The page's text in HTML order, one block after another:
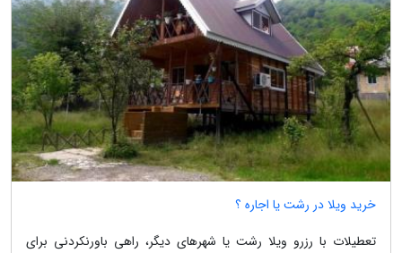
خرید ویلا در رشت یا اجاره ؟
تعطیلات با رزرو ویلا رشت یا شهرهای دیگر، راهی باورنکردنی برای